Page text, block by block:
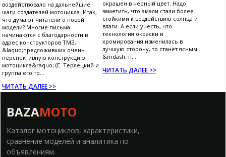
воздействовало на дальнейшие
шаги создателей мотоцикла. Итак,
что думают читатели о новой
модели? Многие письма
начинаются с благодарности в
адрес конструкторов ТМЗ,
&laquo;предложивших очень
перспективную конструкцию
мотоцикла&raquo; (Е. Терлецкий и
группа его то...
ЧИТАТЬ ДАЛЕЕ >>
окрашен в черный цвет. Надо
заметить, что эмали стали более
стойкими к воздействию солнца и
влаги. А если учесть, что
технология окраски и
хромирования изменилась в
лучшую сторону, то станет ясным
&mdash; п...
ЧИТАТЬ ДАЛЕЕ >>
BAZAMOTO
Каталог мотоциклов, характеристики,
сравнение моделей и аналитика по
объявлениям.